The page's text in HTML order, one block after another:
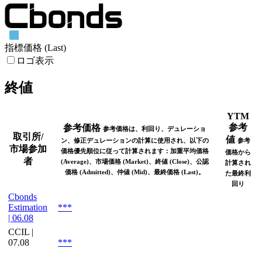
指標価格 (Last)
ロゴ表示
終値
取引所/
市場参加
者
参考価格 参考価格は、利回り、デュレーショ
ン、修正デュレーションの計算に使用され、以下の
価格優先順位に従って計算されます：加重平均価格
(Average)、市場価格 (Market)、終値 (Close)、公認
価格 (Admitted)、仲値 (Mid)、最終価格 (Last)。
YTM
参考
値 参考
価格から
計算され
た最終利
回り
Cbonds
Estimation
| 06.08
***
CCIL |
07.08
***